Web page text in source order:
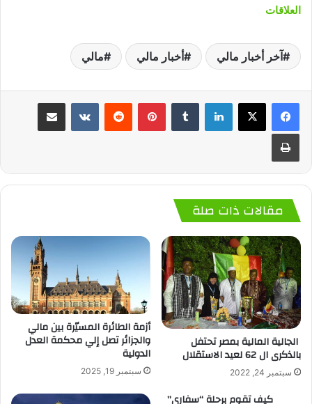
العلاقات
آخر أخبار مالي أخبار مالي مالي
لينكدإن بينتيريست
مقالات ذات صلة
الجالية المالية بمصر تحتفل
بالذكرى ال 62 لعيد الاستقلال
سبتمبر 24, 2022
أزمة الطائرة المسيّرة بين مالي
والجزائر تصل إلي محكمة العدل
الدولية
سبتمبر 19, 2025
كيف تقوم برحلة “سفاري”